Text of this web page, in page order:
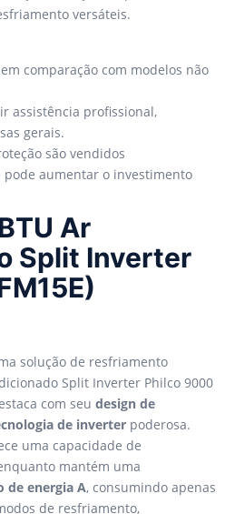
versáteis.
comparação com modelos não
assistência profissional,
gerais.
são vendidos
pode aumentar o investimento
Ar
Split Inverter
solução de resfriamento
Split Inverter Philco 9000
com seu design de
de inverter poderosa.
uma capacidade de
mantém uma
de energia A, consumindo apenas
de resfriamento,